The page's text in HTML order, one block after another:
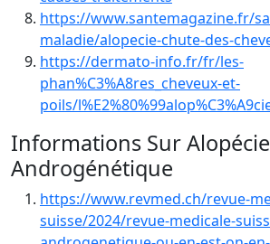
https://www.santemagazine.fr/
maladie/alopecie-chute-des-
https://dermato-info.fr/fr/les-
phan%C3%A8res_cheveux-et-
poils/
Informations Sur Alopécie
Androgénétique
https://www.revmed.ch/revue-
suisse/2024/revue-medicale-